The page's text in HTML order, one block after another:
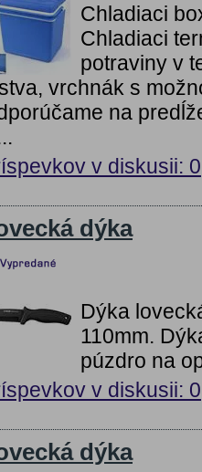
Chladiaci
Chladiaci
potraviny v
vrchnák s
na
v diskusii: 0
dýka
Dýka
110mm.
púzdro na
v diskusii: 0
dýka